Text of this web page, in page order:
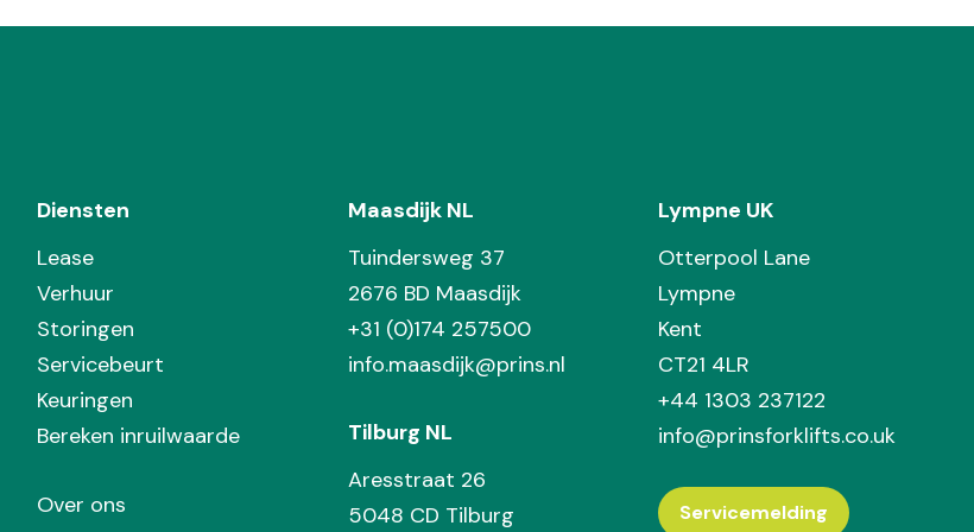
Diensten
Lease
Verhuur
Storingen
Servicebeurt
Keuringen
Bereken inruilwaarde
Over ons
Maasdijk NL
Tuindersweg 37
2676 BD Maasdijk
+31 (0)174 257500
info.maasdijk@prins.nl
Tilburg NL
Aresstraat 26
5048 CD Tilburg
Lympne UK
Otterpool Lane
Lympne
Kent
CT21 4LR
+44 1303 237122
info@prinsforklifts.co.uk
Servicemelding